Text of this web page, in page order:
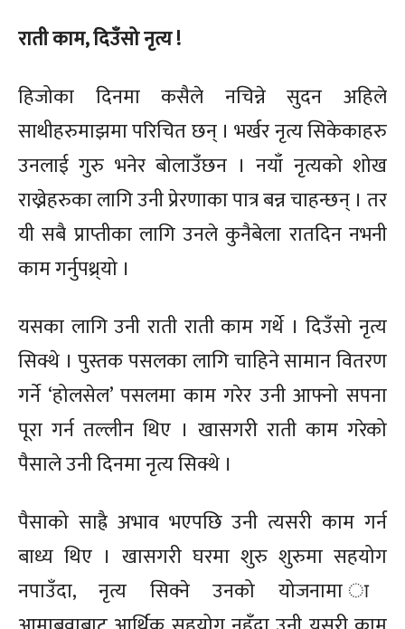
राती काम, दिउँसो नृत्य !
हिजोका दिनमा कसैले नचिन्ने सुदन अहिले
साथीहरुमाझमा परिचित छन् । भर्खर नृत्य सिकेकाहरु
उनलाई गुरु भनेर बोलाउँछन । नयाँ नृत्यको शोख
राख्नेहरुका लागि उनी प्रेरणाका पात्र बन्न चाहन्छन् । तर
यी सबै प्राप्तीका लागि उनले कुनैबेला रातदिन नभनी
काम गर्नुपथ्र्यो ।
यसका लागि उनी राती राती काम गर्थे । दिउँसो नृत्य
सिक्थे । पुस्तक पसलका लागि चाहिने सामान वितरण
गर्ने ‘होलसेल’ पसलमा काम गरेर उनी आफ्नो सपना
पूरा गर्न तल्लीन थिए । खासगरी राती काम गरेको
पैसाले उनी दिनमा नृत्य सिक्थे ।
पैसाको साह्रै अभाव भएपछि उनी त्यसरी काम गर्न
बाध्य थिए । खासगरी घरमा शुरु शुरुमा सहयोग
नपाउँदा, नृत्य सिक्ने उनको योजनामा ा